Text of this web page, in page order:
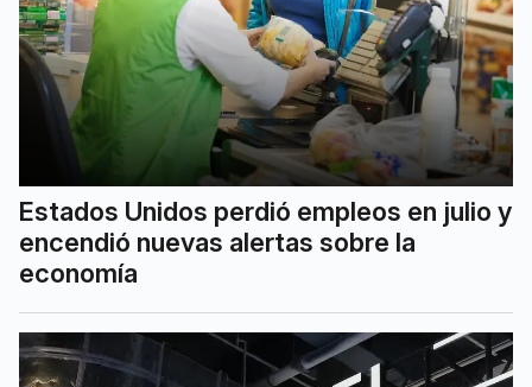
Estados Unidos perdió empleos en julio y
encendió nuevas alertas sobre la
economía